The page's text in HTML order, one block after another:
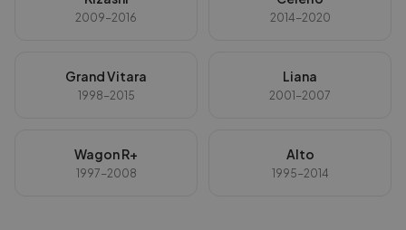
2009-2016 2014-2020
Grand Vitara
1998-2015
Liana
2001-2007
Wagon R+
1997-2008
Alto
1995-2014